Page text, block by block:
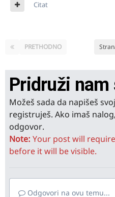
Citat
PRETHODNO
Pridruži nam
Možeš sada da napišeš
registruješ. Ako imaš nalog,
odgovor.
Note: Your post will
before it will be visible.
Odgovori na ovu temu...